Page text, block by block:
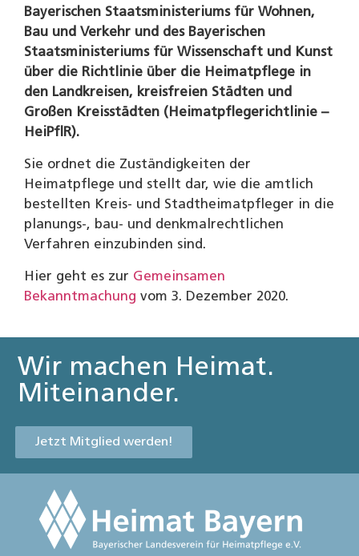
Bayerischen Staatsministeriums für Wohnen,
Bau und Verkehr und des Bayerischen
Staatsministeriums für Wissenschaft und Kunst
über die Richtlinie über die Heimatpflege in
den Landkreisen, kreisfreien Städten und
Großen Kreisstädten (Heimatpflegerichtlinie –
HeiPflR).
Sie ordnet die Zuständigkeiten der
Heimatpflege und stellt dar, wie die amtlich
bestellten Kreis- und Stadtheimatpfleger in die
planungs-, bau- und denkmalrechtlichen
Verfahren einzubinden sind.
Hier geht es zur Gemeinsamen
Bekanntmachung vom 3. Dezember 2020.
Wir machen Heimat.
Miteinander.
Jetzt Mitglied werden!